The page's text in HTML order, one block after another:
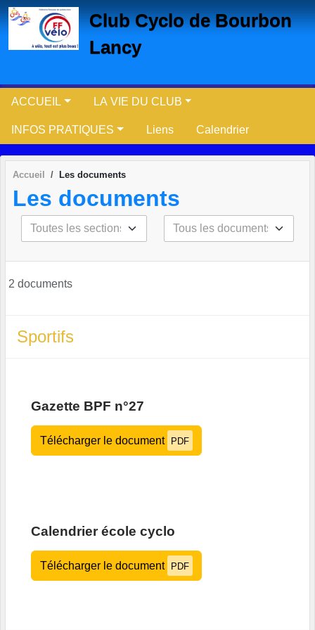
Club Cyclo de Bourbon
Lancy
ACCUEIL LA VIE DU CLUB
INFOS PRATIQUES Liens Calendrier
Accueil Les documents
Les documents
2 documents
Sportifs
Gazette BPF n°27
Télécharger le document PDF
Calendrier école cyclo
Télécharger le document PDF
Panneau de gestion des cookies